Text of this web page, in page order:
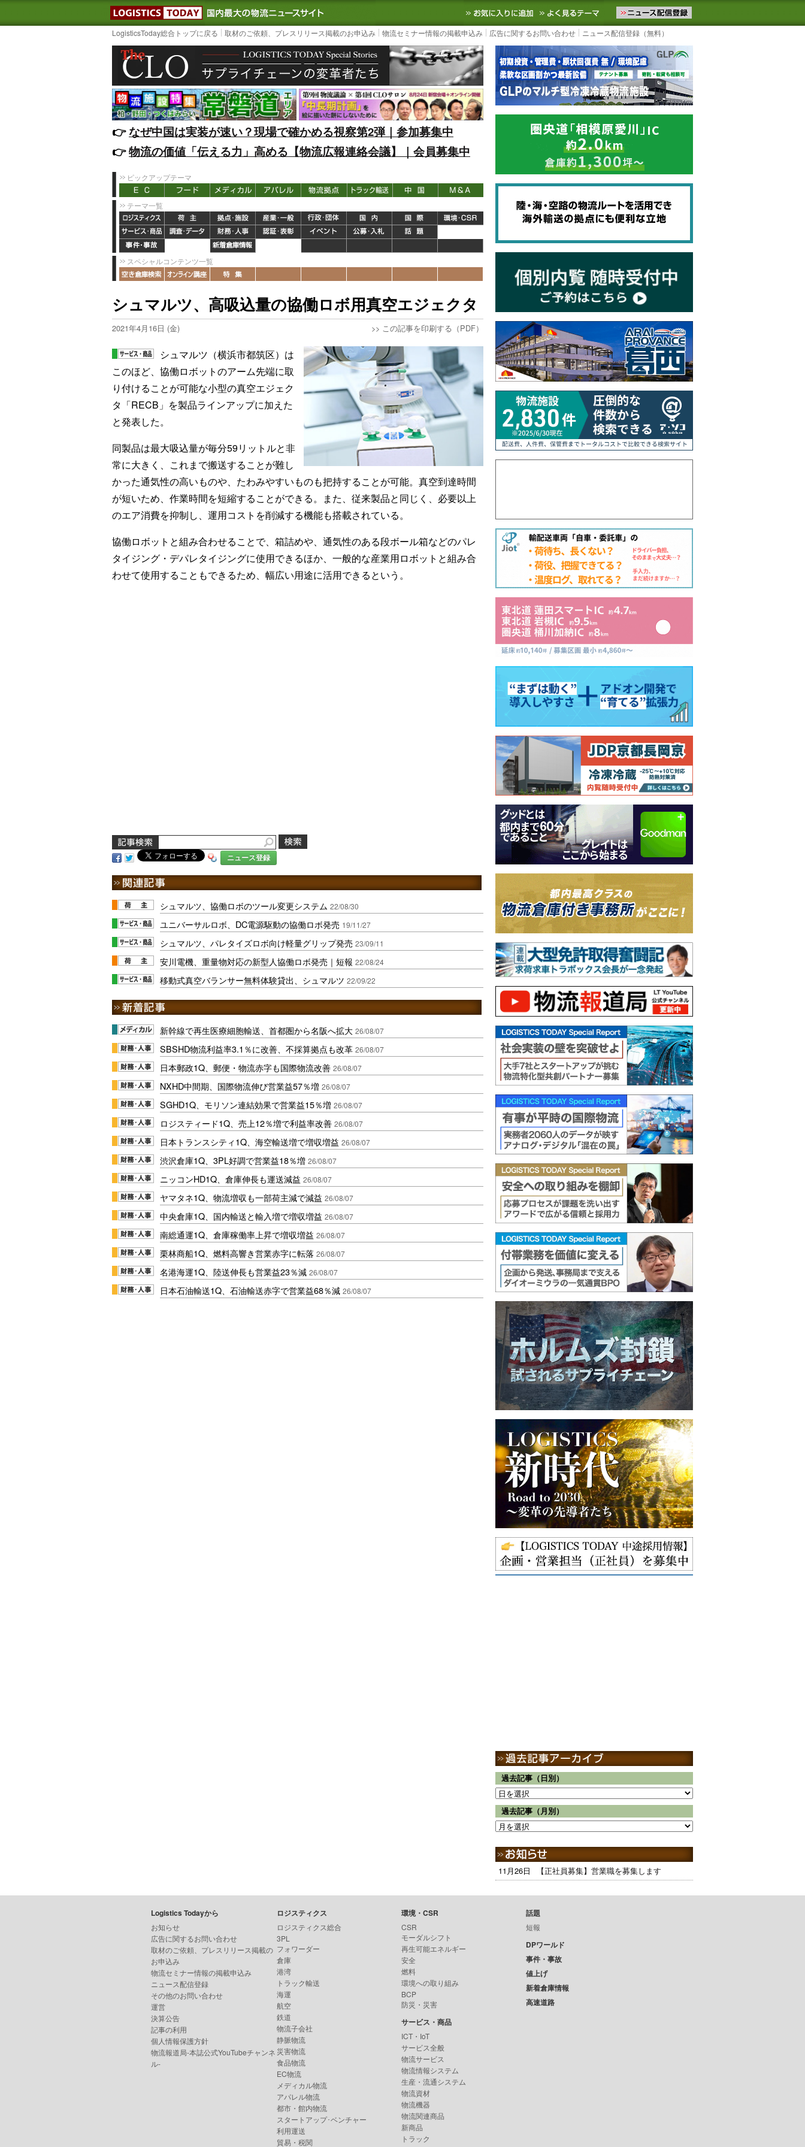
LOGISTICS TODAY｜国内最大の物流ニュースサイト3PL, SCMなど国内外の最新の物流ニュースをお届けします。物流ニュースメール配信を登録す
お気に入りに追加 よく見るテーマ
LogisticsToday総合トップに戻る 取材のご依頼、プレスリリース掲載のお申込み 物流セミナー情報の掲載申込み 広告に関するお問い合わせ ニュース配信登録（無料）
👉️なぜ中国は実装が速い？現場で確かめる視察第2弾｜参加募集中
👉️物流の価値「伝える力」高める【物流広報連絡会議】｜会員募集中
ピックアップテーマ
テーマ一覧
スペシャルコンテンツ一覧
シュマルツ、高吸込量の協働ロボ用真空エジェクタ
2021年4月16日 (金) >> この記事を印刷する（PDF）
シュマルツ（横浜市都筑区）は
このほど、協働ロボットのアーム先端に取
り付けることが可能な小型の真空エジェク
タ「RECB」を製品ラインアップに加えた
と発表した。
同製品は最大吸込量が毎分59リットルと非
常に大きく、これまで搬送することが難し
かった通気性の高いものや、たわみやすいものも把持することが可能。真空到達時間
が短いため、作業時間を短縮することができる。また、従来製品と同じく、必要以上
のエア消費を抑制し、運用コストを削減する機能も搭載されている。
協働ロボットと組み合わせることで、箱詰めや、通気性のある段ボール箱などのパレ
タイジング・デパレタイジングに使用できるほか、一般的な産業用ロボットと組み合
わせて使用することもできるため、幅広い用途に活用できるという。
ニュース登録
シュマルツ、協働ロボのツール変更システム 22/08/30
ユニバーサルロボ、DC電源駆動の協働ロボ発売 19/11/27
シュマルツ、パレタイズロボ向け軽量グリップ発売 23/09/11
安川電機、重量物対応の新型人協働ロボ発売｜短報 22/08/24
移動式真空バランサー無料体験貸出、シュマルツ 22/09/22
新幹線で再生医療細胞輸送、首都圏から名阪へ拡大 26/08/07
SBSHD物流利益率3.1％に改善、不採算拠点も改革 26/08/07
日本郵政1Q、郵便・物流赤字も国際物流改善 26/08/07
NXHD中間期、国際物流伸び営業益57％増 26/08/07
SGHD1Q、モリソン連結効果で営業益15％増 26/08/07
ロジスティード1Q、売上12％増で利益率改善 26/08/07
日本トランスシティ1Q、海空輸送増で増収増益 26/08/07
渋沢倉庫1Q、3PL好調で営業益18％増 26/08/07
ニッコンHD1Q、倉庫伸長も運送減益 26/08/07
ヤマタネ1Q、物流増収も一部荷主減で減益 26/08/07
中央倉庫1Q、国内輸送と輸入増で増収増益 26/08/07
南総通運1Q、倉庫稼働率上昇で増収増益 26/08/07
栗林商船1Q、燃料高響き営業赤字に転落 26/08/07
名港海運1Q、陸送伸長も営業益23％減 26/08/07
日本石油輸送1Q、石油輸送赤字で営業益68％減 26/08/07
過去記事（日別）
過去記事（月別）
11月26日 【正社員募集】営業職を募集します
Logistics Todayから
お知らせ
広告に関するお問い合わせ
取材のご依頼、プレスリリース掲載の
お申込み
物流セミナー情報の掲載申込み
ニュース配信登録
その他のお問い合わせ
運営
決算公告
記事の利用
個人情報保護方針
物流報道局-本誌公式YouTubeチャンネ
ル-
ロジスティクス
ロジスティクス総合
3PL
フォワーダー
倉庫
港湾
トラック輸送
海運
航空
鉄道
物流子会社
静脈物流
災害物流
食品物流
EC物流
メディカル物流
アパレル物流
都市・館内物流
スタートアップ･ベンチャー
利用運送
貿易・税関
環境・CSR
CSR
モーダルシフト
再生可能エネルギー
安全
燃料
環境への取り組み
BCP
防災・災害
サービス・商品
ICT・IoT
サービス全般
物流サービス
物流情報システム
生産・流通システム
物流資材
物流機器
物流関連商品
新商品
トラック
話題
短報
DPワールド
事件・事故
値上げ
新着倉庫情報
高速道路